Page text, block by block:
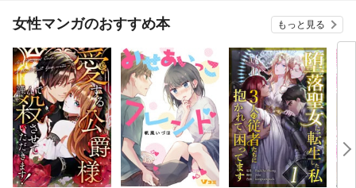
女性マンガのおすすめ本 もっと見る